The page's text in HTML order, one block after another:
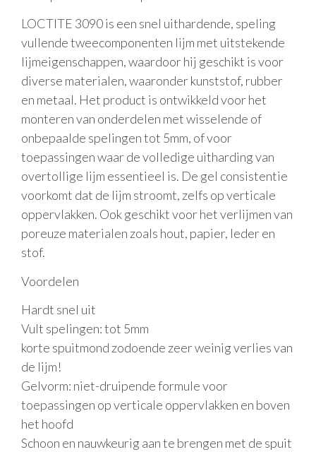
LOCTITE 3090 is een snel uithardende, speling
vullende tweecomponenten lijm met uitstekende
lijmeigenschappen, waardoor hij geschikt is voor
diverse materialen, waaronder kunststof, rubber
en metaal. Het product is ontwikkeld voor het
monteren van onderdelen met wisselende of
onbepaalde spelingen tot 5mm, of voor
toepassingen waar de volledige uitharding van
overtollige lijm essentieel is. De gel consistentie
voorkomt dat de lijm stroomt, zelfs op verticale
oppervlakken. Ook geschikt voor het verlijmen van
poreuze materialen zoals hout, papier, leder en
stof.
Voordelen
Hardt snel uit
Vult spelingen: tot 5mm
korte spuitmond zodoende zeer weinig verlies van
de lijm!
Gelvorm: niet-druipende formule voor
toepassingen op verticale oppervlakken en boven
het hoofd
Schoon en nauwkeurig aan te brengen met de spuit